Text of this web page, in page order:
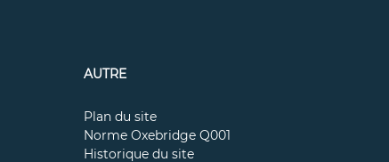
AUTRE
Plan du site
Norme Oxebridge Q001
Historique du site